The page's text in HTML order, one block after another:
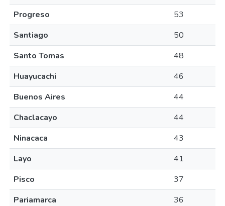
Progreso
53
Santiago
50
Santo Tomas
48
Huayucachi
46
Buenos Aires
44
Chaclacayo
44
Ninacaca
43
Layo
41
Pisco
37
Pariamarca
36